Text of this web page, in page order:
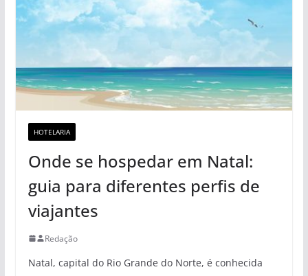
HOTELARIA
Onde se hospedar em Natal:
guia para diferentes perfis de
viajantes
Redação
Natal, capital do Rio Grande do Norte, é conhecida